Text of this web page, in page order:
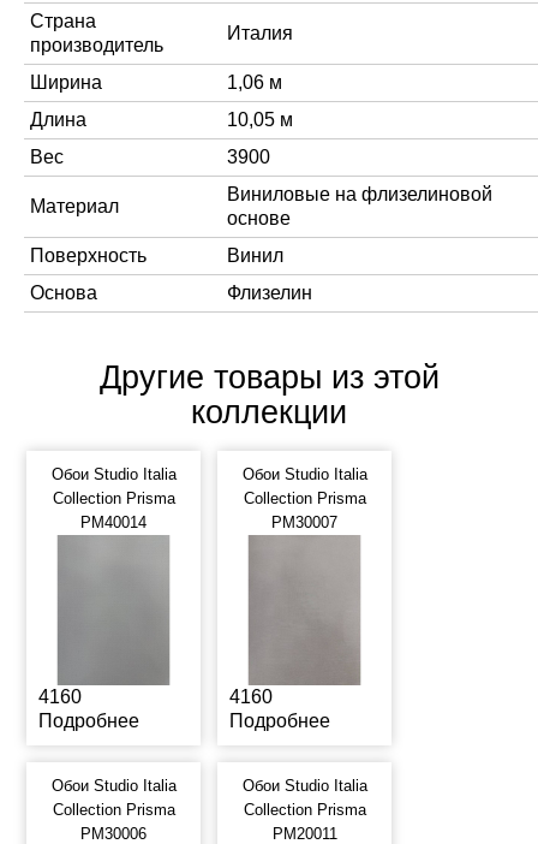
Страна
производитель
Италия
Ширина
1,06 м
Длина
10,05 м
Вес
3900
Материал
Виниловые на флизелиновой
основе
Поверхность
Винил
Основа
Флизелин
Другие товары из этой
коллекции
Обои Studio Italia
Collection Prisma
PM40014
4160
Подробнее
Обои Studio Italia
Collection Prisma
PM30007
4160
Подробнее
Обои Studio Italia
Collection Prisma
PM30006
Обои Studio Italia
Collection Prisma
PM20011